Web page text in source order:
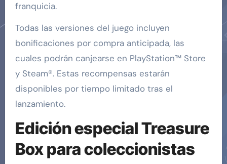
franquicia.
Todas las versiones del juego incluyen
bonificaciones por compra anticipada, las
cuales podrán canjearse en PlayStation™ Store
y Steam®. Estas recompensas estarán
disponibles por tiempo limitado tras el
lanzamiento.
Edición especial Treasure
Box para coleccionistas